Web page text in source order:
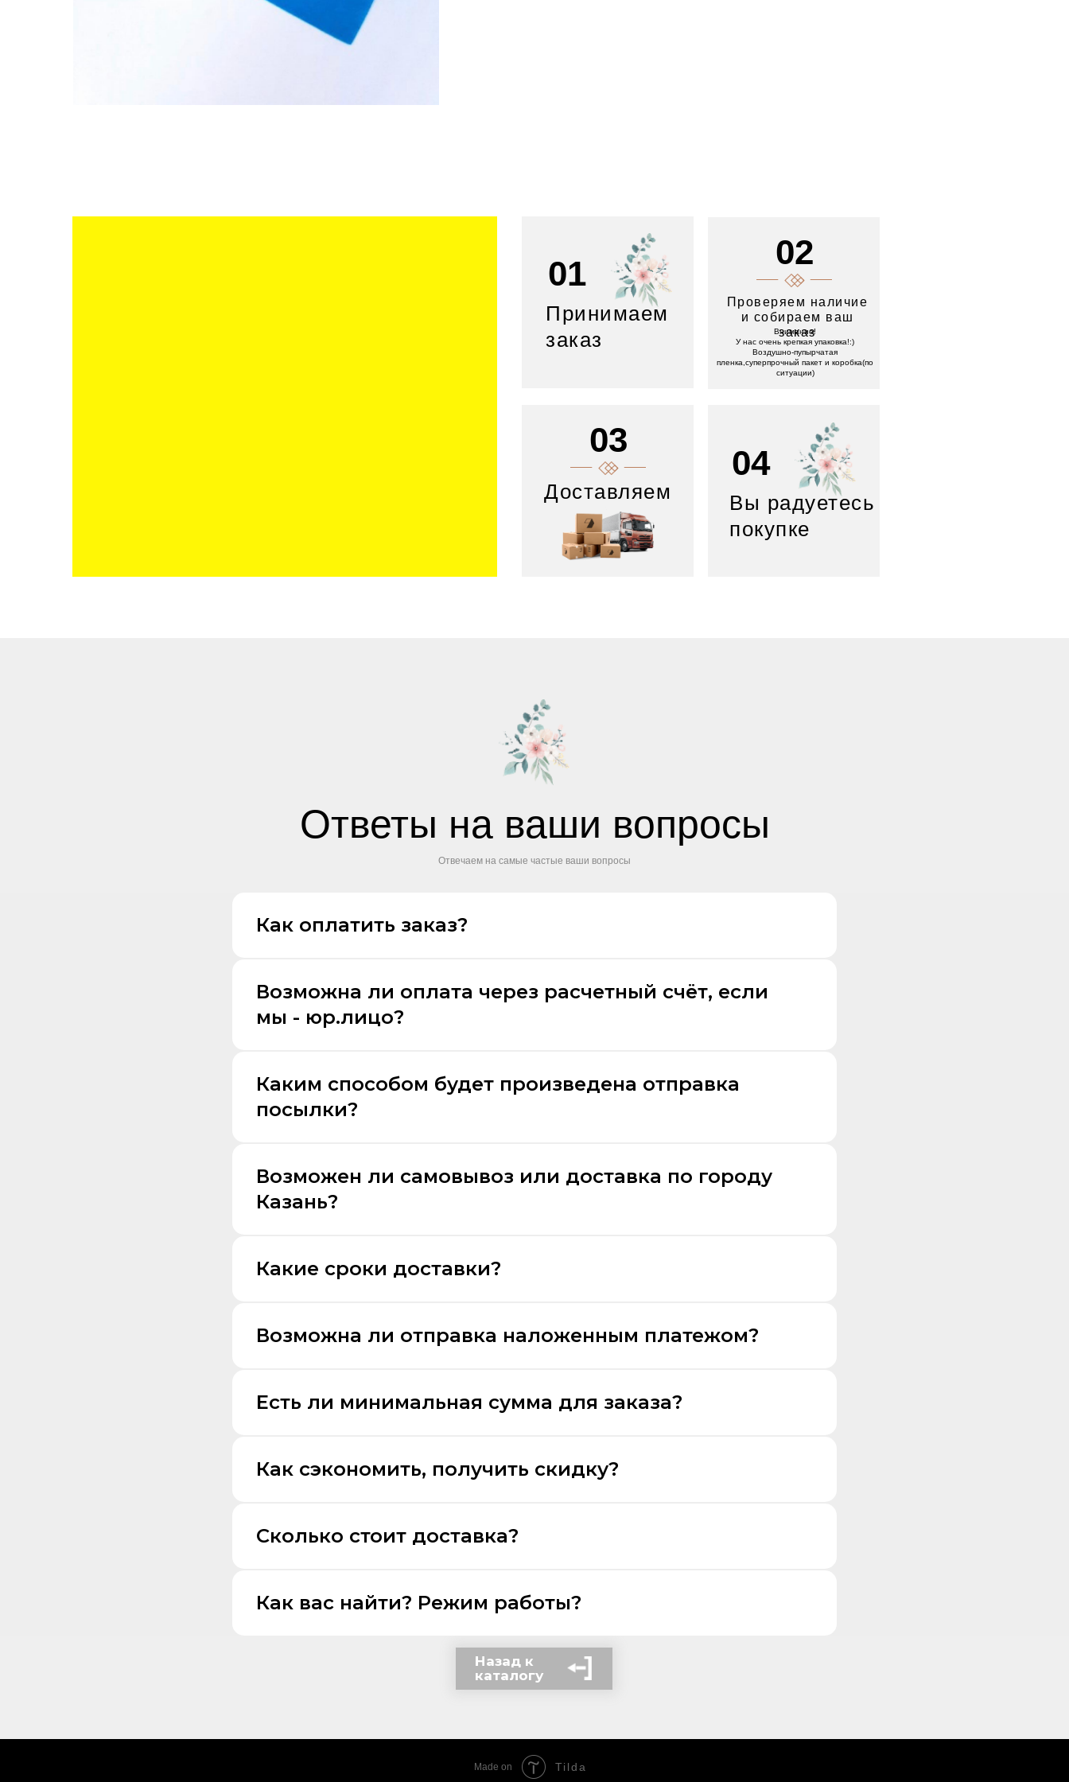
01
Принимаем
заказ
02
Проверяем наличие
и собираем ваш
заказ
03
Доставляем
04
Вы радуетесь
покупке
Внимание!
У нас очень крепкая упаковка!:)
Воздушно-пупырчатая
пленка,суперпрочный пакет и коробка(по
ситуации)
Ответы на ваши вопросы
Отвечаем на самые частые ваши вопросы
Как оплатить заказ?
Возможна ли оплата через расчетный счёт, если
мы - юр.лицо?
Каким способом будет произведена отправка
посылки?
Возможен ли самовывоз или доставка по городу
Казань?
Какие сроки доставки?
Возможна ли отправка наложенным платежом?
Есть ли минимальная сумма для заказа?
Как сэкономить, получить скидку?
Сколько стоит доставка?
Как вас найти? Режим работы?
Назад к
каталогу
Made on Tilda